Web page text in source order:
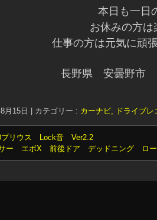
本日も一日
お休みの方は
仕事の方は元気に頑
長野県 安曇野市
月15日 カテゴリー : カーナビ, ドライブレ
プリウス Lock音 Ver2.2
ー エボX 前後ドア デッドニング ロー